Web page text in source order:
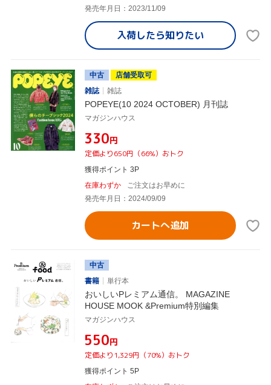
発売年月日：2023/11/09
入荷したら知りたい
中古
店舗受取可
雑誌
雑誌
POPEYE(10 2024 OCTOBER) 月刊誌
マガジンハウス
¥330円
定価より650円（66%）おトク
獲得ポイント 3P
在庫わずか
ご注文はお早めに
発売年月日：2024/09/09
カートへ追加
中古
書籍
単行本
おいしいPレミアム通信。 MAGAZINE
HOUSE MOOK &Premium特別編集
マガジンハウス
¥550円
定価より1,329円（70%）おトク
獲得ポイント 5P